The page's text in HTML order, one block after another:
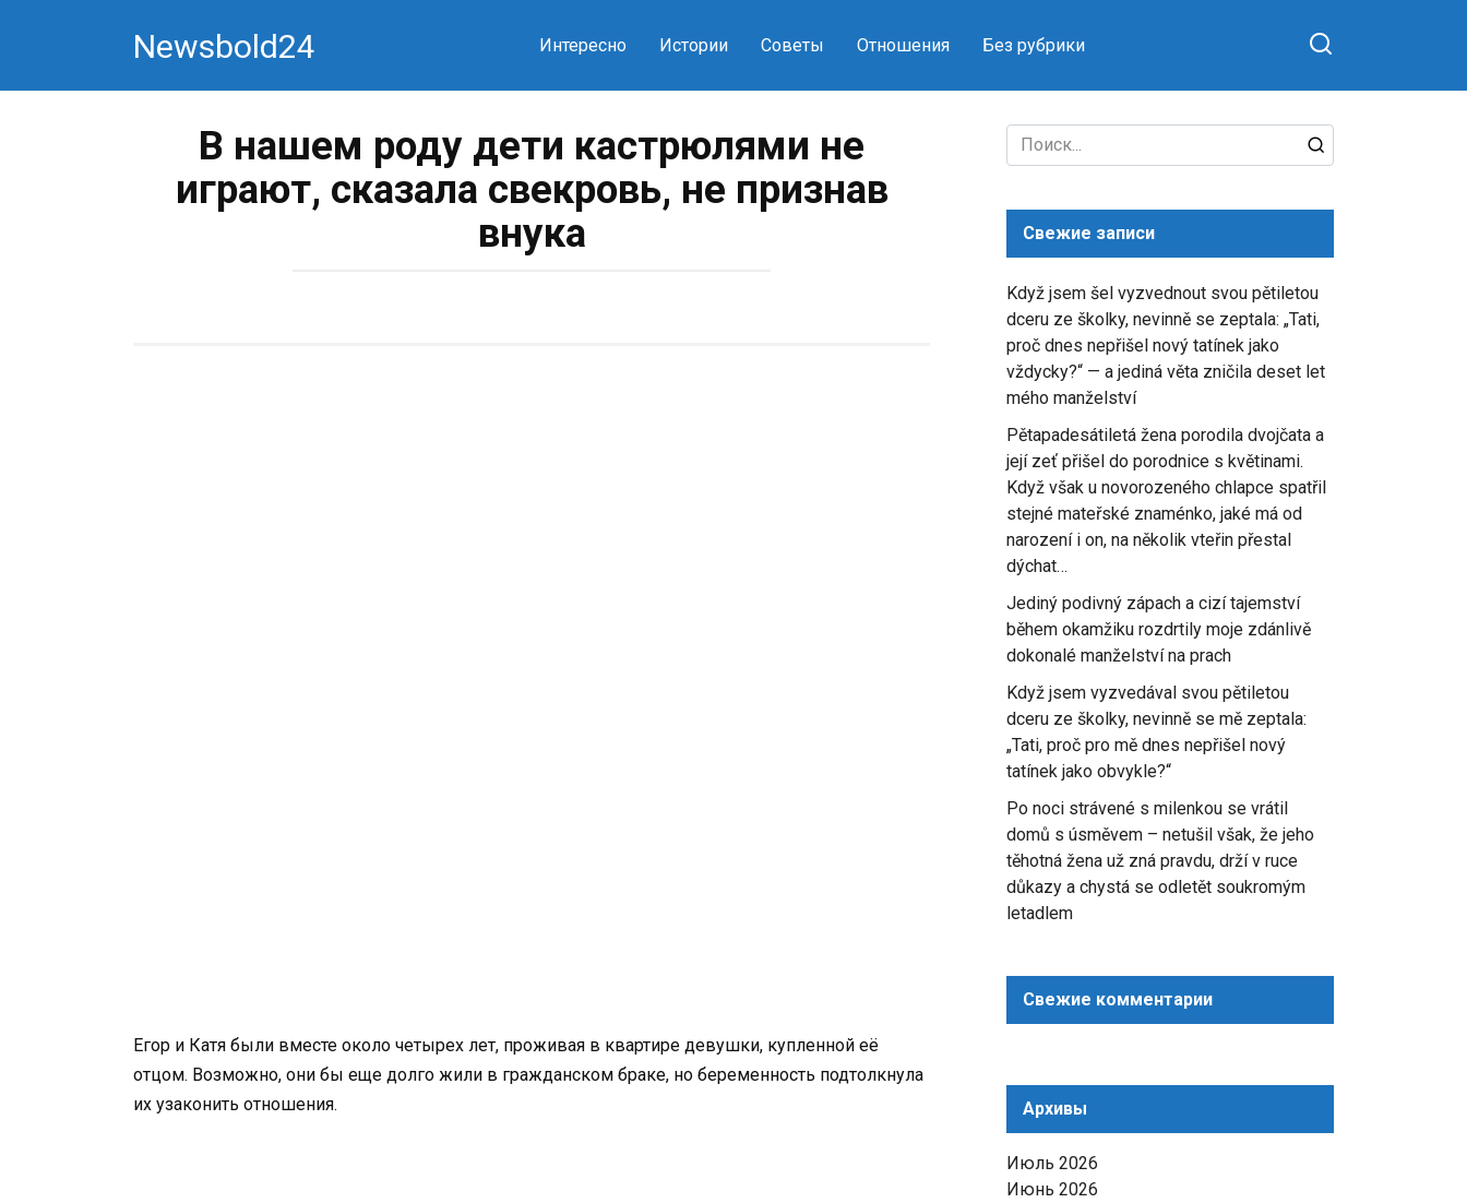
Newsbold24 Интересно Истории Советы Отношения Без рубрики
В нашем роду дети кастрюлями не
играют, сказала свекровь, не признав
внука
Егор и Катя были вместе около четырех лет, проживая в квартире девушки, купленной её
отцом. Возможно, они бы еще долго жили в гражданском браке, но беременность подтолкнула
их узаконить отношения.
Search
for:
Свежие записи
Když jsem šel vyzvednout svou pětiletou
dceru ze školky, nevinně se zeptala: „Tati,
proč dnes nepřišel nový tatínek jako
vždycky?“ — a jediná věta zničila deset let
mého manželství
Pětapadesátiletá žena porodila dvojčata a
její zeť přišel do porodnice s květinami.
Když však u novorozeného chlapce spatřil
stejné mateřské znaménko, jaké má od
narození i on, na několik vteřin přestal
dýchat…
Jediný podivný zápach a cizí tajemství
během okamžiku rozdrtily moje zdánlivě
dokonalé manželství na prach
Když jsem vyzvedával svou pětiletou
dceru ze školky, nevinně se mě zeptala:
„Tati, proč pro mě dnes nepřišel nový
tatínek jako obvykle?“
Po noci strávené s milenkou se vrátil
domů s úsměvem – netušil však, že jeho
těhotná žena už zná pravdu, drží v ruce
důkazy a chystá se odletět soukromým
letadlem
Свежие комментарии
Архивы
Июль 2026
Июнь 2026